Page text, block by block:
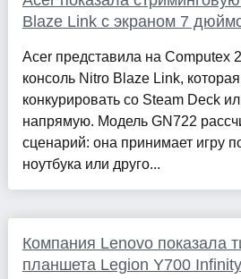
Blaze Link с экраном 7
Acer представила на Computex
консоль Nitro Blaze Link,
конкурировать со Steam Deck
напрямую. Модель GN722
сценарий: она принимает игру
ноутбука или друго...
Компания Lenovo показала
планшета Legion Y700